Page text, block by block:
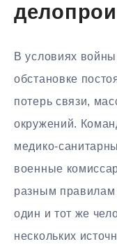
В условиях войны
обстановке
потерь связи,
окружений.
медико-
военные
разным правилам
один и тот же
нескольких